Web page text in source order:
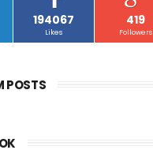
194067
Likes
419
Followers
POSTS